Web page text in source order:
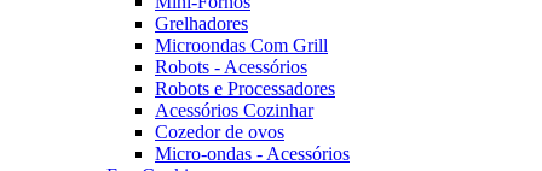
Grelhadores
Microondas Com Grill
Robots - Acessórios
Robots e Processadores
Acessórios Cozinhar
Cozedor de ovos
Micro-ondas - Acessórios